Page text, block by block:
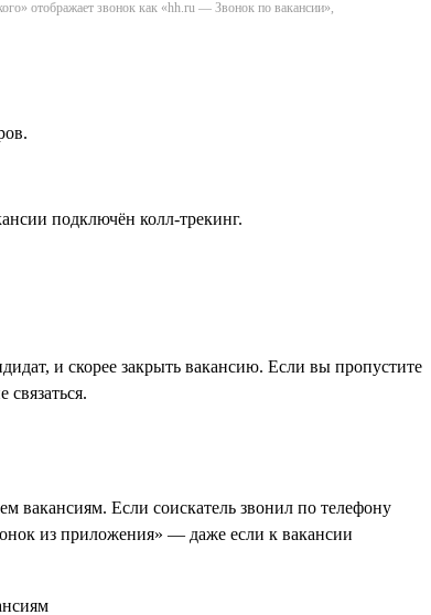
отображает звонок как «hh.ru — Звонок по вакансии»,
подключён колл-трекинг.
и скорее закрыть вакансию. Если вы пропустите
вакансиям. Если соискатель звонил по телефону
из приложения» — даже если к вакансии